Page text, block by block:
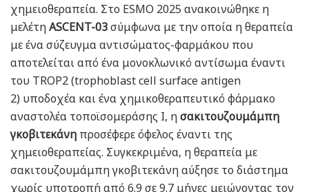
χημειοθεραπεία. Στο ESMO 2025 ανακοινώθηκε η
μελέτηASCENT-03σύμφωνα με την οποία η θεραπεία
με ένα σύζευγμα αντισώματος-φαρμάκου που
αποτελείται από ένα μονοκλωνικό αντίσωμα έναντι
του TROP2 (trophoblast cell surface antigen
2) υποδοχέα και ένα χημικοθεραπευτικό φάρμακο
αναστολέα τοποϊσομεράσης I, ησακιτουζουμάμπη
γκοβιτεκάνη προσέφερε όφελος έναντι της
χημειοθεραπείας. Συγκεκριμένα, η θεραπεία με
σακιτουζουμάμπη γκοβιτεκάνη αύξησε το διάστημα
χωρίς υποτροπή από 6.9 σε 9.7 μήνες μειώνοντας τον